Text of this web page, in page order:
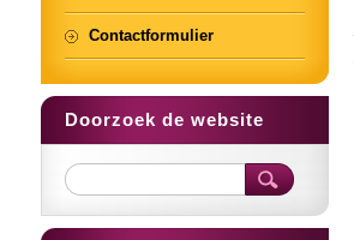
Contactformulier
Doorzoek de website